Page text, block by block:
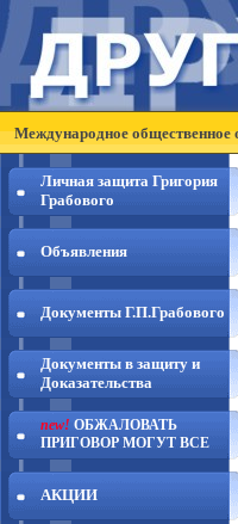
Международное общественное
Личная защита Григория
Грабового
Объявления
Документы Г.П.Грабового
Документы в защиту и
Доказательства
new! ОБЖАЛОВАТЬ
ПРИГОВОР МОГУТ ВСЕ
АКЦИИ